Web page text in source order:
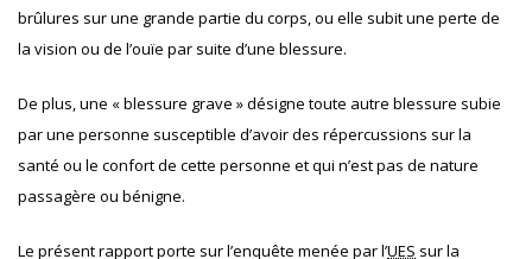
brûlures sur une grande partie du corps, ou elle subit une perte de
la vision ou de l’ouïe par suite d’une blessure.
De plus, une « blessure grave » désigne toute autre blessure subie
par une personne susceptible d’avoir des répercussions sur la
santé ou le confort de cette personne et qui n’est pas de nature
passagère ou bénigne.
Le présent rapport porte sur l’enquête menée par l’UES surla